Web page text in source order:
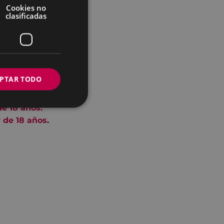
mundo:
de otoño?
18 años.
18 años.
Cookies no
clasificadas
TODO